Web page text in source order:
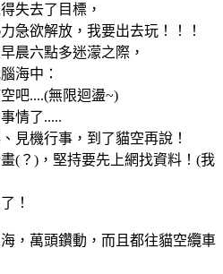
失去了目標，
急欲解放，我要出去玩！！！
晨六點多迷濛之際，
海中：
吧....(無限迴盪~)
情了.....
見機行事，到了貓空再說！
(？)，堅持要先上網找資料！(我
！
，萬頭鑽動，而且都往貓空纜車